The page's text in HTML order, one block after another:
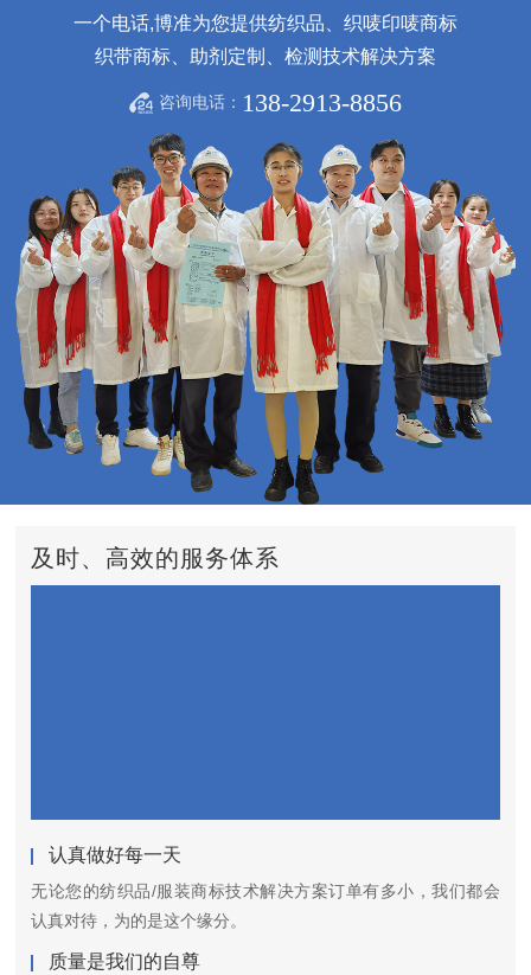
一个电话,博准为您提供纺织品、织唛印唛商标
织带商标、助剂定制、检测技术解决方案
咨询电话： 138-2913-8856
及时、高效的服务体系
认真做好每一天
无论您的纺织品/服装商标技术解决方案订单有多小，我们都会
认真对待，为的是这个缘分。
质量是我们的自尊